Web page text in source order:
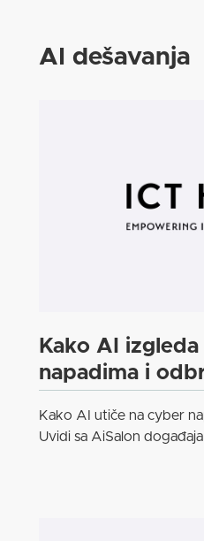
AI dešavanja
Kako AI izgleda
napadima i
Kako AI utiče na cyber
Uvidi sa AiSalon